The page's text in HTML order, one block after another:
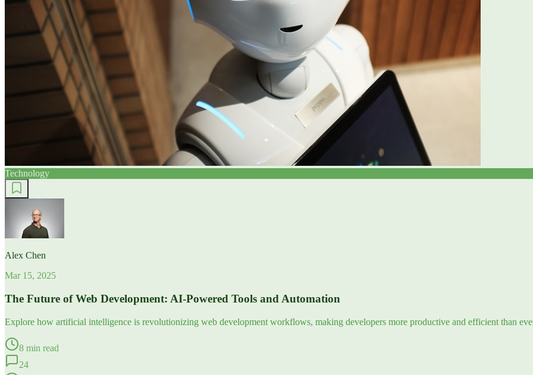
Technology
Alex Chen
Mar 15, 2025
The Future of Web Development: AI-Powered Tools and Automation
Explore how artificial intelligence is revolutionizing web development workflows, making developers more productive and efficient than
8 min read
24